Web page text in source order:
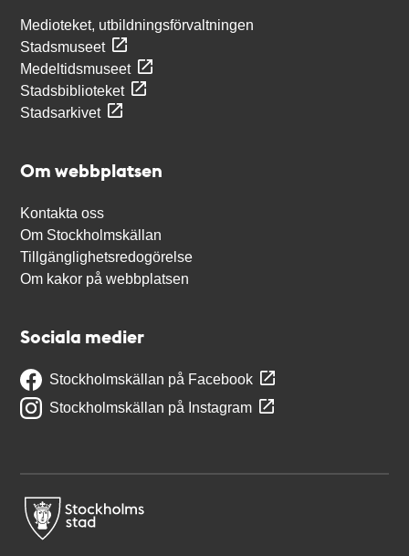
Medioteket, utbildningsförvaltningen
Stadsmuseet
Medeltidsmuseet
Stadsbiblioteket
Stadsarkivet
Om webbplatsen
Kontakta oss
Om Stockholmskällan
Tillgänglighetsredogörelse
Om kakor på webbplatsen
Sociala medier
Stockholmskällan på Facebook
Stockholmskällan på Instagram